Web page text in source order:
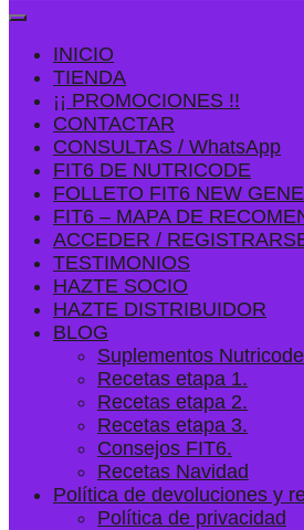
INICIO
TIENDA
¡¡ PROMOCIONES !!
CONTACTAR
CONSULTAS / WhatsApp
FIT6 DE NUTRICODE
FOLLETO FIT6 NEW
FIT6 – MAPA DE
ACCEDER /
TESTIMONIOS
HAZTE SOCIO
HAZTE DISTRIBUIDOR
BLOG
Suplementos Nutricode
Recetas etapa 1.
Recetas etapa 2.
Recetas etapa 3.
Consejos FIT6.
Recetas Navidad
Política de devoluciones y
Política de privacidad